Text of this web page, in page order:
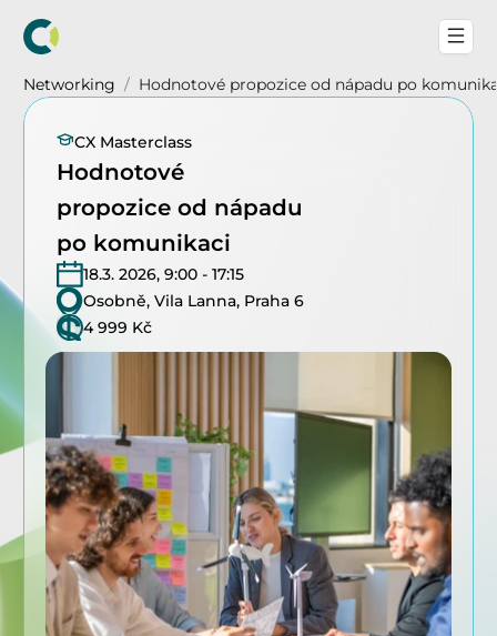
Networking / Hodnotové propozice od nápadu po
CX Masterclass
Hodnotové
propozice od nápadu
po komunikaci
18.3. 2026, 9:00 - 17:15
Osobně, Vila Lanna, Praha 6
4 999 Kč